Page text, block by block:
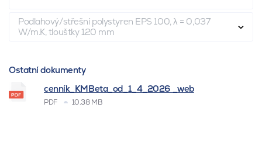
Podlahový/střešní polystyren EPS 100, λ = 0,037
W/m.K, tloušťky 120 mm
Ostatní dokumenty
cenník_KMBeta_od_1_4_2026 _web
PDF 10.38 MB